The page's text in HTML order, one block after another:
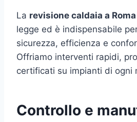
La revisione caldaia a Roma
legge ed è indispensabile
sicurezza, efficienza e
Offriamo interventi rapidi,
certificati su impianti di ogni
Controllo e